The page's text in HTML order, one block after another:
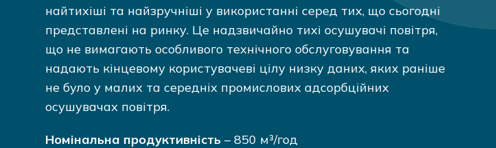
найтихіші та найзручніші у використанні серед тих, що сьогодні
представлені на ринку. Це надзвичайно тихі осушувачі повітря,
що не вимагають особливого технічного обслуговування та
надають кінцевому користувачеві цілу низку даних, яких раніше
не було у малих та середніх промислових адсорбційних
осушувачах повітря.
Номінальна продуктивність – 850 м³/год